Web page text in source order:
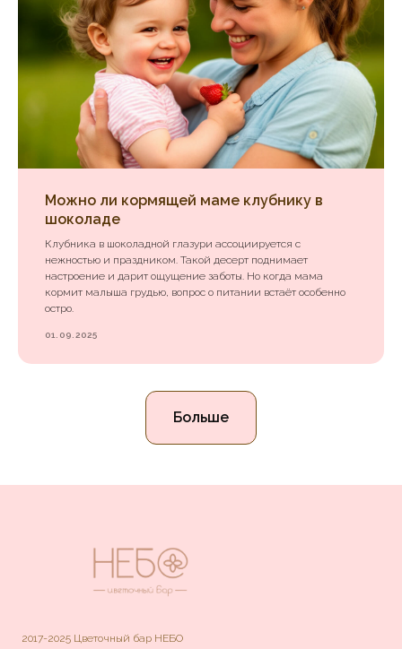
Можно ли кормящей маме клубнику в
шоколаде
Клубника в шоколадной глазури ассоциируется с
нежностью и праздником. Такой десерт поднимает
настроение и дарит ощущение заботы. Но когда мама
кормит малыша грудью, вопрос о питании встаёт особенно
остро.
01.09.2025
Больше
2017-2025 Цветочный бар НЕБО